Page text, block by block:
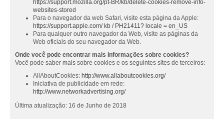
https://support.mozilla.org/pt-BR/kb/delete-cookies-remove-info-
websites-stored
Para o navegador da web Safari, visite esta página da Apple:
https://support.apple.com/ kb / PH21411? locale = en_US
Para qualquer outro navegador da Web, visite as páginas da
Web oficiais do seu navegador da Web.
Onde você pode encontrar mais informações sobre cookies?
Você pode saber mais sobre cookies e os seguintes sites de terceiros:
AllAboutCookies: http://www.allaboutcookies.org/
Iniciativa de publicidade em rede:
http://www.networkadvertising.org/
Última atualização: 16 de Junho de 2018